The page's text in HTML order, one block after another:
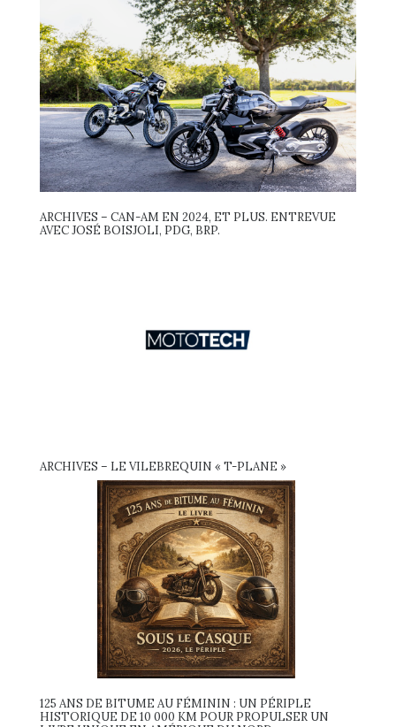
ARCHIVES – CAN-AM EN 2024, ET PLUS. ENTREVUE
AVEC JOSÉ BOISJOLI, PDG, BRP.
ARCHIVES – LE VILEBREQUIN « T-PLANE »
125 ANS DE BITUME AU FÉMININ : UN PÉRIPLE
HISTORIQUE DE 10 000 KM POUR PROPULSER UN